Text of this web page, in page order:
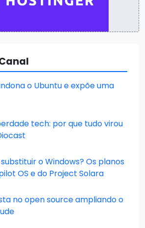
o Ubuntu e expõe uma
tech: por que tudo virou
o Windows? Os planos
OS e do Project Solara
no open source ampliando o